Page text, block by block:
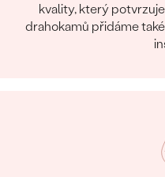
kvality, který
drahokamů přidáme